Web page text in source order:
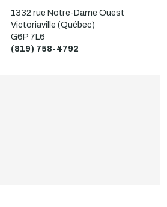
1332 rue Notre-Dame Ouest
Victoriaville (Québec)
G6P 7L6
(819) 758-4792